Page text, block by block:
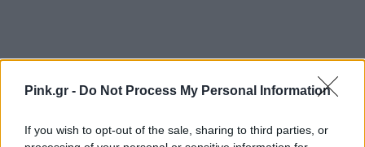
Pink.gr - Do Not Process My Personal Information
If you wish to opt-out of the sale, sharing to third parties, or
Το Μοσχοφίλερο Ροζέ εκφράζει την αληθινή